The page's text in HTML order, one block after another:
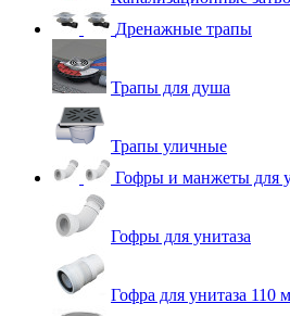
Дренажные трапы
Трапы для душа
Трапы уличные
Гофры и манжеты для
Гофры для унитаза
Гофра для унитаза 110